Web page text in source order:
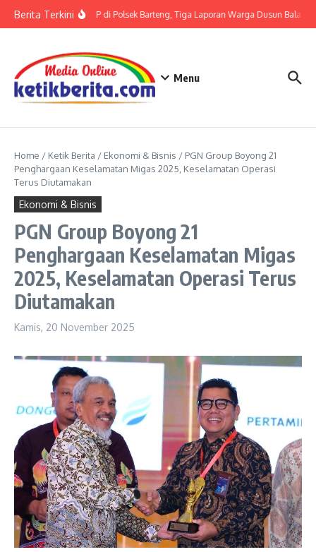
Berita TerkiniTerkait LP di Polsek Barteng, Tiga Laporan Warga Dusun Balaka
Menu
Home / Ketik Berita / Ekonomi & Bisnis / PGN Group Boyong 21
Penghargaan Keselamatan Migas 2025, Keselamatan Operasi
Terus Diutamakan
Ekonomi & Bisnis
PGN Group Boyong 21
Penghargaan Keselamatan Migas
2025, Keselamatan Operasi Terus
Diutamakan
Kamis, 20 November 2025